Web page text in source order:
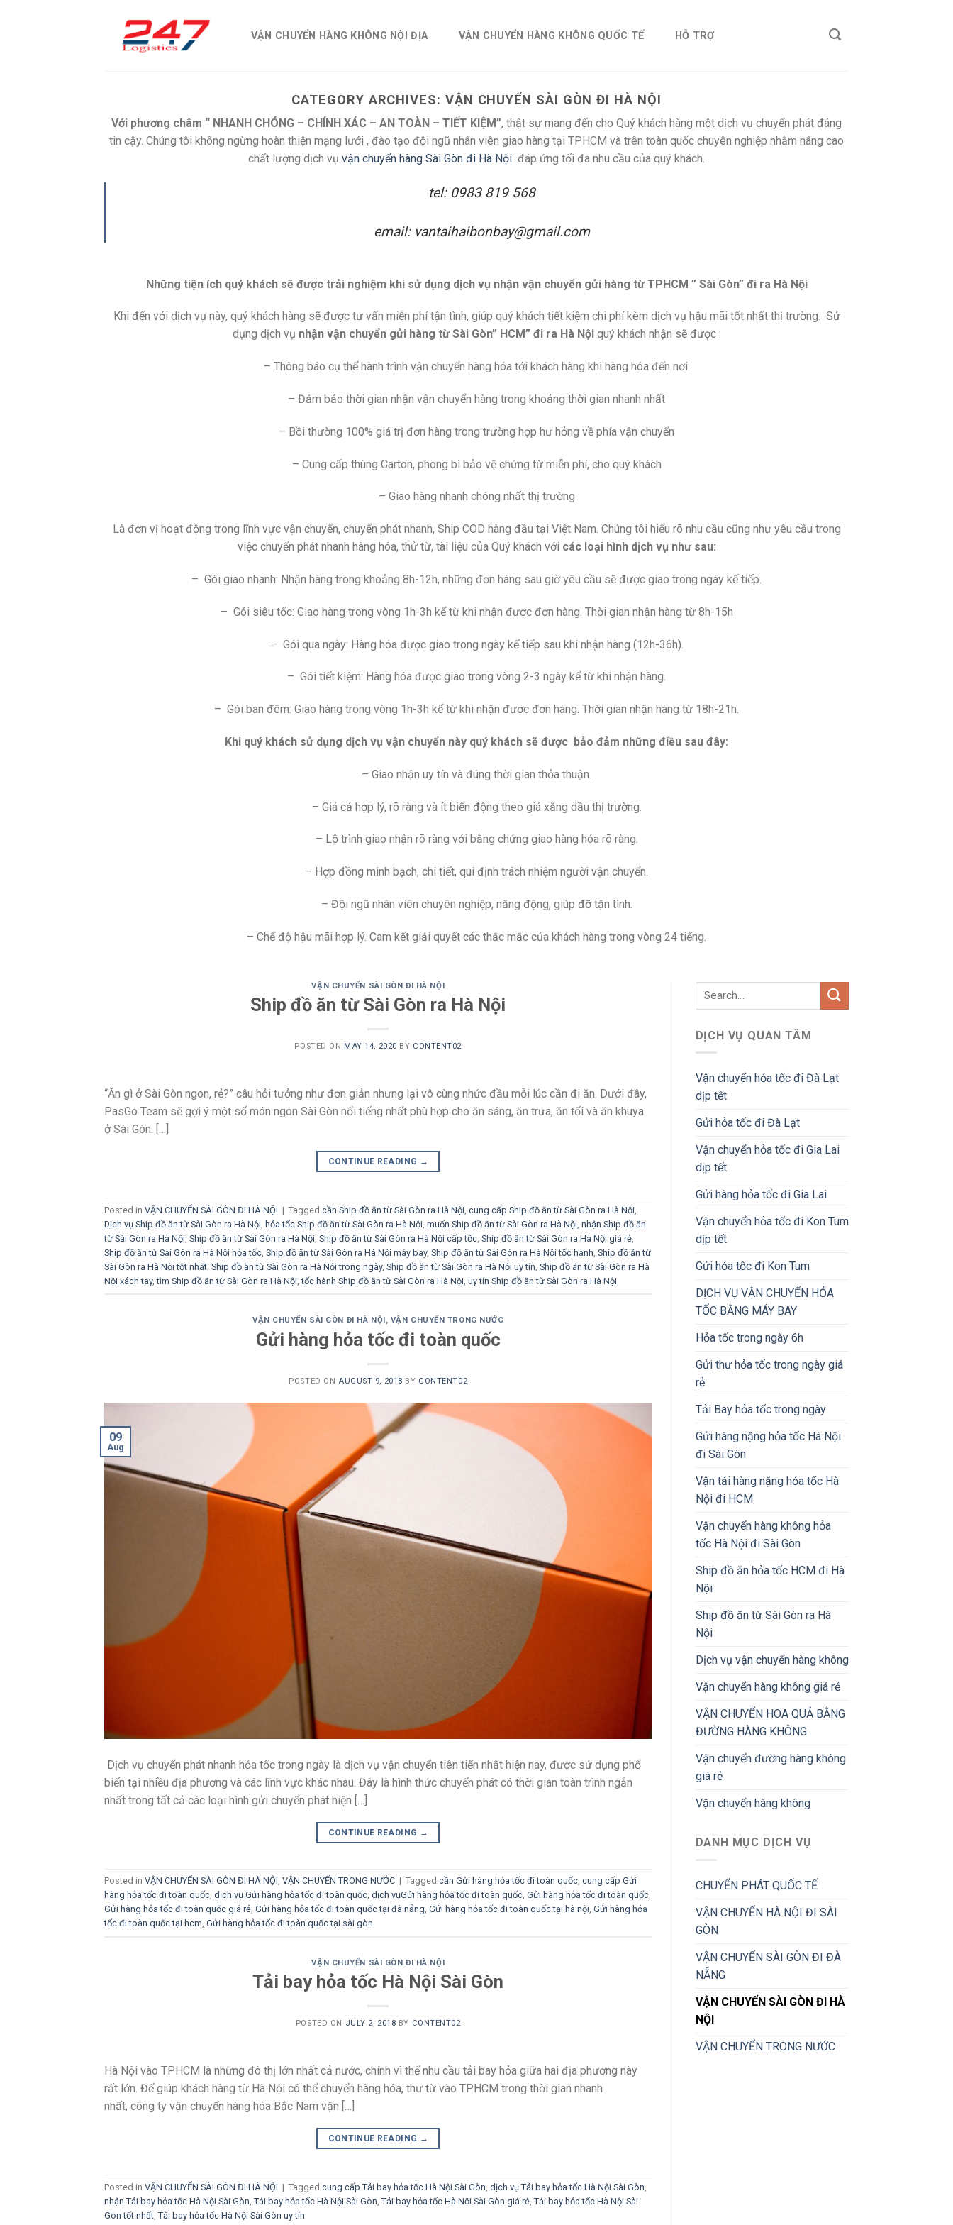
VẬN CHUYỂN HÀNG KHÔNG NỘI ĐỊA VẬN CHUYỂN HÀNG KHÔNG QUỐC TẾ HỖ TRỢ
CATEGORY ARCHIVES: VẬN CHUYỂN SÀI GÒN ĐI HÀ NỘI
Với phương châm “ NHANH CHÓNG – CHÍNH XÁC – AN TOÀN – TIẾT KIỆM”, thật sự mang đến cho Quý khách hàng một dịch vụ chuyển phát đáng
tin cậy. Chúng tôi không ngừng hoàn thiện mạng lưới , đào tạo đội ngũ nhân viên giao hàng tại TPHCM và trên toàn quốc chuyên nghiệp nhằm nâng cao
chất lượng dịch vụ vận chuyển hàng Sài Gòn đi Hà Nội đáp ứng tối đa nhu cầu của quý khách.
tel: 0983 819 568
email: vantaihaibonbay@gmail.com
Những tiện ích quý khách sẽ được trải nghiệm khi sử dụng dịch vụ nhận vận chuyển gửi hàng từ TPHCM ” Sài Gòn” đi ra Hà Nội
Khi đến với dịch vụ này, quý khách hàng sẽ được tư vấn miễn phí tận tình, giúp quý khách tiết kiệm chi phí kèm dịch vụ hậu mãi tốt nhất thị trường. Sử
dụng dịch vụ nhận vận chuyển gửi hàng từ Sài Gòn” HCM” đi ra Hà Nộiquý khách nhận sẽ được :
– Thông báo cụ thể hành trình vận chuyển hàng hóa tới khách hàng khi hàng hóa đến nơi.
– Đảm bảo thời gian nhận vận chuyển hàng trong khoảng thời gian nhanh nhất
– Bồi thường 100% giá trị đơn hàng trong trường hợp hư hỏng về phía vận chuyển
– Cung cấp thùng Carton, phong bì bảo vệ chứng từ miễn phí, cho quý khách
– Giao hàng nhanh chóng nhất thị trường
Là đơn vị hoạt động trong lĩnh vực vận chuyển, chuyển phát nhanh, Ship COD hàng đầu tại Việt Nam. Chúng tôi hiểu rõ nhu cầu cũng như yêu cầu trong
việc chuyển phát nhanh hàng hóa, thử từ, tài liệu của Quý khách với các loại hình dịch vụ như sau:
– Gói giao nhanh: Nhận hàng trong khoảng 8h-12h, những đơn hàng sau giờ yêu cầu sẽ được giao trong ngày kế tiếp.
– Gói siêu tốc: Giao hàng trong vòng 1h-3h kể từ khi nhận được đơn hàng. Thời gian nhận hàng từ 8h-15h
– Gói qua ngày: Hàng hóa được giao trong ngày kế tiếp sau khi nhận hàng (12h-36h).
– Gói tiết kiệm: Hàng hóa được giao trong vòng 2-3 ngày kể từ khi nhận hàng.
– Gói ban đêm: Giao hàng trong vòng 1h-3h kể từ khi nhận được đơn hàng. Thời gian nhận hàng từ 18h-21h.
Khi quý khách sử dụng dịch vụ vận chuyển này quý khách sẽ được bảo đảm những điều sau đây:
– Giao nhận uy tín và đúng thời gian thỏa thuận.
– Giá cả hợp lý, rõ ràng và ít biến động theo giá xăng dầu thị trường.
– Lộ trình giao nhận rõ ràng với bằng chứng giao hàng hóa rõ ràng.
– Hợp đồng minh bạch, chi tiết, qui định trách nhiệm người vận chuyển.
– Đội ngũ nhân viên chuyên nghiệp, năng động, giúp đỡ tận tình.
– Chế độ hậu mãi hợp lý. Cam kết giải quyết các thắc mắc của khách hàng trong vòng 24 tiếng.
VẬN CHUYỂN SÀI GÒN ĐI HÀ NỘI
Ship đồ ăn từ Sài Gòn ra Hà Nội
POSTED ON MAY 14, 2020 BY CONTENT02
“Ăn gì ở Sài Gòn ngon, rẻ?” câu hỏi tưởng như đơn giản nhưng lại vô cùng nhức đầu mỗi lúc cần đi ăn. Dưới đây,
PasGo Team sẽ gợi ý một số món ngon Sài Gòn nổi tiếng nhất phù hợp cho ăn sáng, ăn trưa, ăn tối và ăn khuya
ở Sài Gòn. […]
CONTINUE READING →
Posted in VẬN CHUYỂN SÀI GÒN ĐI HÀ NỘI | Tagged cần Ship đồ ăn từ Sài Gòn ra Hà Nội cung cấp Ship đồ ăn từ Sài Gòn ra Hà Nội
Dịch vụ Ship đồ ăn từ Sài Gòn ra Hà Nội hỏa tốc Ship đồ ăn từ Sài Gòn ra Hà Nội muốn Ship đồ ăn từ Sài Gòn ra Hà Nội nhận Ship đồ ăn
từ Sài Gòn ra Hà Nội Ship đồ ăn từ Sài Gòn ra Hà Nội Ship đồ ăn từ Sài Gòn ra Hà Nội cấp tốc Ship đồ ăn từ Sài Gòn ra Hà Nội giá rẻ
Ship đồ ăn từ Sài Gòn ra Hà Nội hỏa tốc Ship đồ ăn từ Sài Gòn ra Hà Nội máy bay, Ship đồ ăn từ Sài Gòn ra Hà Nội tốc hành Ship đồ ăn từ
Sài Gòn ra Hà Nội tốt nhất Ship đồ ăn từ Sài Gòn ra Hà Nội trong ngày, Ship đồ ăn từ Sài Gòn ra Hà Nội uy tín Ship đồ ăn từ Sài Gòn ra Hà
Nội xách tay,tìm Ship đồ ăn từ Sài Gòn ra Hà Nội ,tốc hành Ship đồ ăn từ Sài Gòn ra Hà Nội uy tín Ship đồ ăn từ Sài Gòn ra Hà Nội
VẬN CHUYỂN SÀI GÒN ĐI HÀ NỘI , VẬN CHUYỂN TRONG NƯỚC
Gửi hàng hỏa tốc đi toàn quốc
POSTED ON AUGUST 9, 2018 BY CONTENT02
09
Aug
Dịch vụ chuyển phát nhanh hỏa tốc trong ngày là dịch vụ vận chuyển tiên tiến nhất hiện nay, được sử dụng phổ
biến tại nhiều địa phương và các lĩnh vực khác nhau. Đây là hình thức chuyển phát có thời gian toàn trình ngắn
nhất trong tất cả các loại hình gửi chuyển phát hiện […]
CONTINUE READING →
Posted in VẬN CHUYỂN SÀI GÒN ĐI HÀ NỘI, VẬN CHUYỂN TRONG NƯỚC | Tagged cần Gửi hàng hỏa tốc đi toàn quốc, cung cấp Gửi
hàng hỏa tốc đi toàn quốc, dịch vụ Gửi hàng hỏa tốc đi toàn quốc, dịch vụGửi hàng hỏa tốc đi toàn quốc, Gửi hàng hỏa tốc đi toàn quốc,
Gửi hàng hỏa tốc đi toàn quốc giá rẻ, Gửi hàng hỏa tốc đi toàn quốc tại đà nẵng, Gửi hàng hỏa tốc đi toàn quốc tại hà nội, Gửi hàng hỏa
tốc đi toàn quốc tại hcm, Gửi hàng hỏa tốc đi toàn quốc tại sài gòn
VẬN CHUYỂN SÀI GÒN ĐI HÀ NỘI
Tải bay hỏa tốc Hà Nội Sài Gòn
POSTED ON JULY 2, 2018 BY CONTENT02
Hà Nội vào TPHCM là những đô thị lớn nhất cả nước, chính vì thế nhu cầu tải bay hỏa giữa hai địa phương này
rất lớn. Để giúp khách hàng từ Hà Nội có thể chuyển hàng hóa, thư từ vào TPHCM trong thời gian nhanh
nhất, công ty vận chuyển hàng hóa Bắc Nam vận […]
CONTINUE READING →
Posted in VẬN CHUYỂN SÀI GÒN ĐI HÀ NỘI | Tagged cung cấp Tải bay hỏa tốc Hà Nội Sài Gòn dịch vụ Tải bay hỏa tốc Hà Nội Sài Gòn
nhận Tải bay hỏa tốc Hà Nội Sài Gòn Tải bay hỏa tốc Hà Nội Sài Gòn Tải bay hỏa tốc Hà Nội Sài Gòn giá rẻ Tải bay hỏa tốc Hà Nội Sài
Gòn tốt nhất Tải bay hỏa tốc Hà Nội Sài Gòn uy tín
DỊCH VỤ QUAN TÂM
Vận chuyển hỏa tốc đi Đà Lạt
dịp tết
Gửi hỏa tốc đi Đà Lạt
Vận chuyển hỏa tốc đi Gia Lai
dịp tết
Gửi hàng hỏa tốc đi Gia Lai
Vận chuyển hỏa tốc đi Kon Tum
dịp tết
Gửi hỏa tốc đi Kon Tum
DỊCH VỤ VẬN CHUYỂN HỎA
TỐC BẰNG MÁY BAY
Hỏa tốc trong ngày 6h
Gửi thư hỏa tốc trong ngày giá
rẻ
Tải Bay hỏa tốc trong ngày
Gửi hàng nặng hỏa tốc Hà Nội
đi Sài Gòn
Vận tải hàng nặng hỏa tốc Hà
Nội đi HCM
Vận chuyển hàng không hỏa
tốc Hà Nội đi Sài Gòn
Ship đồ ăn hỏa tốc HCM đi Hà
Nội
Ship đồ ăn từ Sài Gòn ra Hà
Nội
Dịch vụ vận chuyển hàng không
Vận chuyển hàng không giá rẻ
VẬN CHUYỂN HOA QUẢ BẰNG
ĐƯỜNG HÀNG KHÔNG
Vận chuyển đường hàng không
giá rẻ
Vận chuyển hàng không
DANH MỤC DỊCH VỤ
CHUYỂN PHÁT QUỐC TẾ
VẬN CHUYỂN HÀ NỘI ĐI SÀI
GÒN
VẬN CHUYỂN SÀI GÒN ĐI ĐÀ
NẴNG
VẬN CHUYỂN SÀI GÒN ĐI HÀ
NỘI
VẬN CHUYỂN TRONG NƯỚC